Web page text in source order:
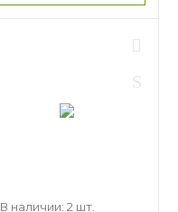
В наличии: 2 шт.